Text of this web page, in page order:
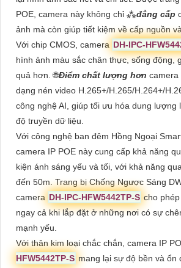
POE, camera này không chỉ ⁂đẳng cấp
ảnh mà còn giúp tiết kiệm về cấp nguồn
Với chip CMOS, camera DH-IPC-
hình ảnh màu sắc chân thực, sống động,
quả hơn. 🌐Điểm chất lượng hơn camera
dạng nén video H.265+/H.265/H.264+/
công nghệ AI, giúp tối ưu hóa dung lượng
độ truyền dữ liệu.
Với công nghệ ban đêm Hồng Ngoại
camera IP POE này cung cấp khả năng
kiện ánh sáng yếu và tối, với khả năng
đến 50m. Trang bị Chống Ngược Sáng
camera DH-IPC-HFW5442TP-S cho
ngay cả khi lắp đặt ở những nơi có sự
mạnh yếu.
Với thân kim loại chắc chắn, camera IP
HFW5442TP-S mang lại sự độ bền và ổn